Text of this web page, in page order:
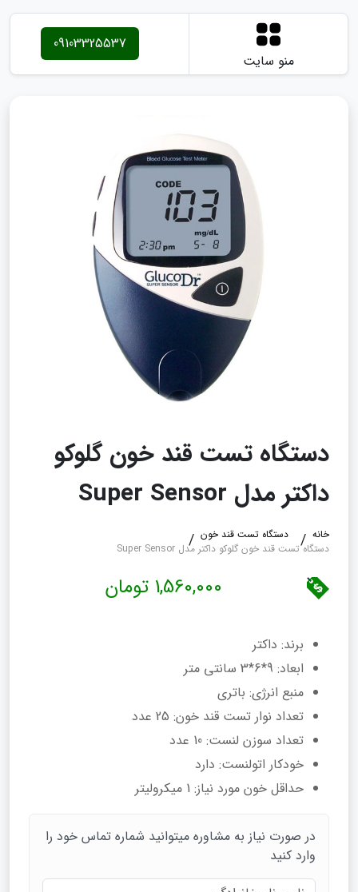
منو سایت
09103325537
دستگاه تست قند خون گلوکو
داکتر مدل Super Sensor
خانه
دستگاه تست قند خون
دستگاه تست قند خون گلوکو داکتر مدل Super Sensor
1,560,000 تومان
برند: داکتر
ابعاد: 9*6*3 سانتی‌ متر
منبع انرژی: باتری
تعداد نوار تست قند خون: 25 عدد
تعداد سوزن لنست: 10 عدد
خودکار اتولنست: دارد
حداقل خون مورد نیاز: 1 میکرولیتر
در صورت نیاز به مشاوره میتوانید شماره تماس خود را
وارد کنید